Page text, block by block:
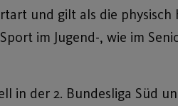
und gilt als die
im Jugend-, wie im
in der 2. Bundesliga Süd